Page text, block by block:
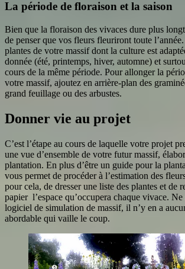
La période de floraison et la saison
Bien que la floraison des vivaces dure plus
de penser que vos fleurs fleuriront toute
plantes de votre massif dont la culture est
donnée (été, printemps, hiver, automne) et
cours de la même période. Pour allonger la
votre massif, ajoutez en arrière-plan des
grand feuillage ou des arbustes.
Donner vie au projet
C’est l’étape au cours de laquelle votre projet
une vue d’ensemble de votre futur massif,
plantation. En plus d’être un guide pour la
vous permet de procéder à l’estimation des
pour cela, de dresser une liste des plantes et de
papier l’espace qu’occupera chaque vivace. Ne
logiciel de simulation de massif, il n’y en a
abordable qui vaille le coup.